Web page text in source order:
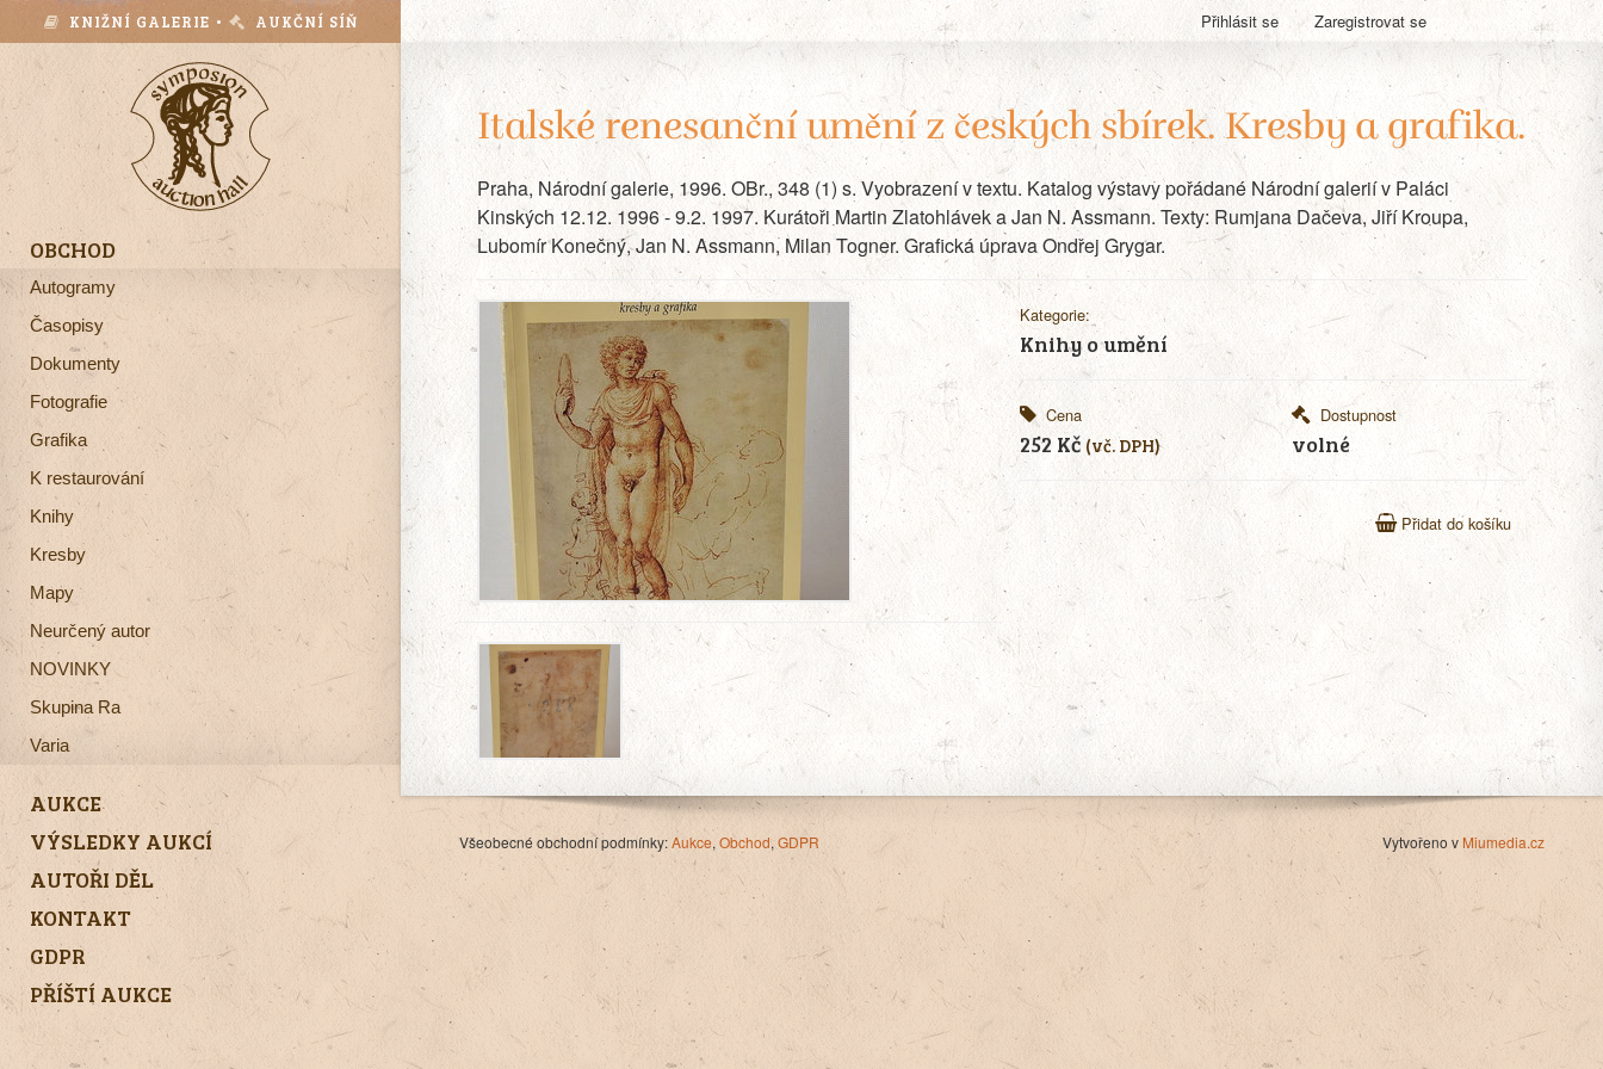
KNIŽNÍ GALERIE • AUKČNÍ SÍŇ
OBCHOD
Autogramy
Časopisy
Dokumenty
Fotografie
Grafika
K restaurování
Knihy
Kresby
Mapy
Neurčený autor
NOVINKY
Skupina Ra
Varia
AUKCE
VÝSLEDKY AUKCÍ
AUTOŘI DĚL
KONTAKT
GDPR
PŘÍŠTÍ AUKCE
Přihlásit se Zaregistrovat se
Italské renesanční umění z českých sbírek. Kresby a grafika.
Praha, Národní galerie, 1996. OBr., 348 (1) s. Vyobrazení v textu. Katalog výstavy pořádané Národní galerií v Paláci
Kinských 12.12. 1996 - 9.2. 1997. Kurátoři Martin Zlatohlávek a Jan N. Assmann. Texty: Rumjana Dačeva, Jiří Kroupa,
Lubomír Konečný, Jan N. Assmann, Milan Togner. Grafická úprava Ondřej Grygar.
Kategorie:
Knihy o umění
Cena
252 Kč (vč. DPH)
Dostupnost
volné
Přidat do košíku
Všeobecné obchodní podmínky:Aukce, Obchod, GDPR Vytvořeno v Miumedia.cz